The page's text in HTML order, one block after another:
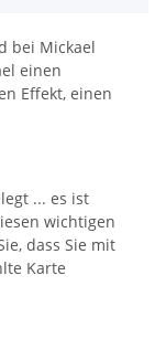
bei Mickael
einen
Effekt, einen
... es ist
wichtigen
dass Sie mit
Karte